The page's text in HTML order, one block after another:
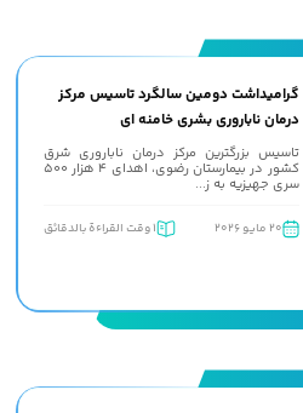
گرامیداشت دومین سالگرد تاسیس مرکز
درمان ناباروری بشری خامنه ای
تاسیس بزرگترین مرکز درمان ناباروری شرق
کشور در بیمارستان رضوی، اهدای 4 هزار 500
سری جهیزیه به ز...
20 مايو 2026 1 وقت القراءة بالدقائق